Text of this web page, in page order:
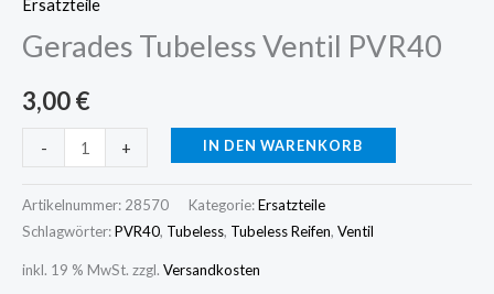
Ersatzteile
Gerades Tubeless Ventil PVR40
3,00€
- + IN DEN WARENKORB
Artikelnummer: 28570 Kategorie:Ersatzteile
Schlagwörter:PVR40, Tubeless, Tubeless Reifen, Ventil
inkl. 19 % MwSt. zzgl. Versandkosten